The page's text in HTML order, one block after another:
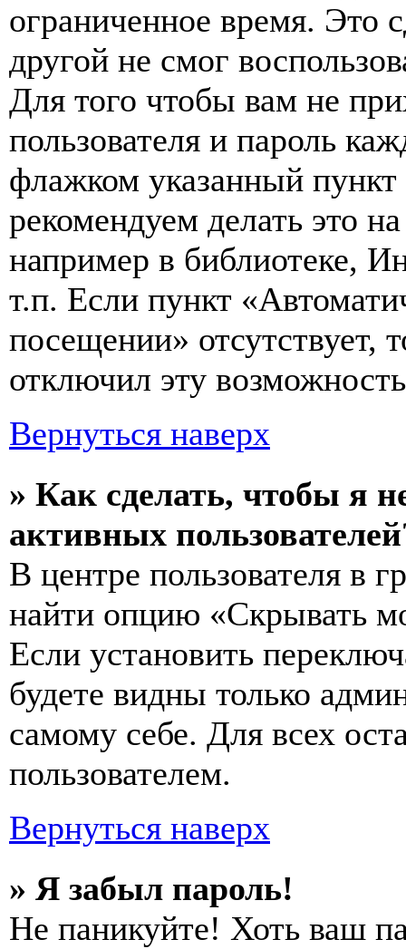
ограниченное время. Это
другой не смог
Для того чтобы вам не
пользователя и пароль
флажком указанный
рекомендуем делать это
например в библиотеке,
т.п. Если пункт
посещении» отсутствует,
отключил эту
Вернуться наверх
» Как сделать, чтобы я
активных
В центре пользователя в
найти опцию «Скрывать
Если установить
будете видны только
самому себе. Для всех
пользователем.
Вернуться наверх
» Я забыл пароль!
Не паникуйте! Хоть ваш